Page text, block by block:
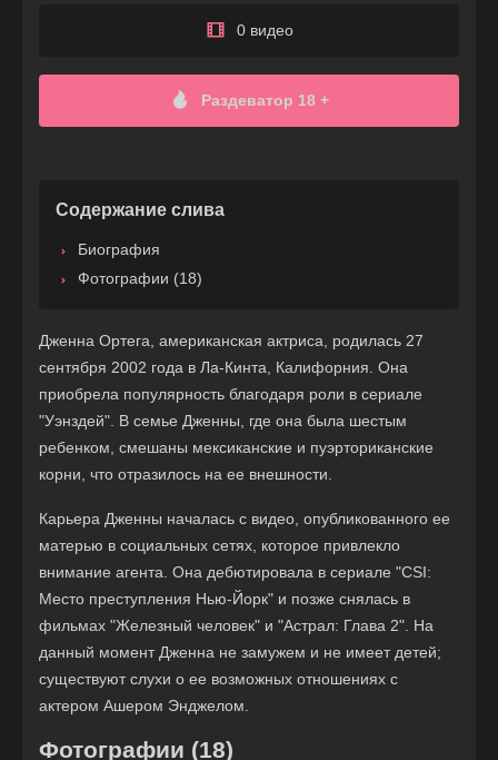
0 видео
Раздеватор 18 +
Содержание слива
Биография
Фотографии (18)
Дженна Ортега, американская актриса, родилась 27
сентября 2002 года в Ла-Кинта, Калифорния. Она
приобрела популярность благодаря роли в сериале
"Уэнздей". В семье Дженны, где она была шестым
ребенком, смешаны мексиканские и пуэрториканские
корни, что отразилось на ее внешности.
Карьера Дженны началась с видео, опубликованного ее
матерью в социальных сетях, которое привлекло
внимание агента. Она дебютировала в сериале "CSI:
Место преступления Нью-Йорк" и позже снялась в
фильмах "Железный человек" и "Астрал: Глава 2". На
данный момент Дженна не замужем и не имеет детей;
существуют слухи о ее возможных отношениях с
актером Ашером Энджелом.
Фотографии (18)